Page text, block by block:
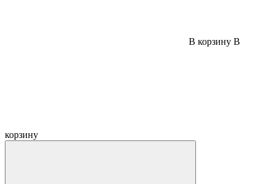
В корзину В
корзину